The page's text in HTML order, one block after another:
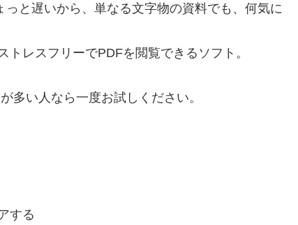
と遅いから、単なる文字物の資料でも、何気に
レスフリーでPDFを閲覧できるソフト。
多い人なら一度お試しください。
する